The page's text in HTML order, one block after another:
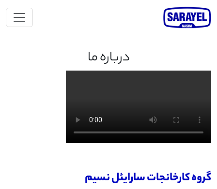
درباره ما
گروه کارخانجات سارایئل نسیم